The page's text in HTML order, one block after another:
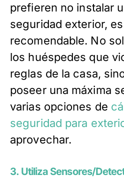
prefieren no instalar
seguridad exterior,
recomendable. No
los huéspedes que
reglas de la casa,
poseer una máxima
varias opciones de
seguridad para
aprovechar.
3. Utiliza Sensores/